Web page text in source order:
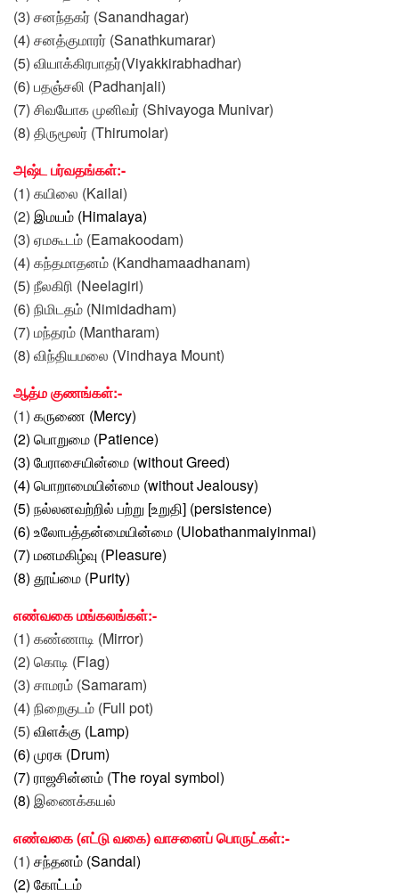
(3) சனந்தகர் (Sanandhagar)
(4) சனத்குமாரர் (Sanathkumarar)
(5) வியாக்கிரபாதர்(Viyakkirabhadhar)
(6) பதஞ்சலி (Padhanjali)
(7) சிவயோக முனிவர் (Shivayoga Munivar)
(8) திருமூலர் (Thirumolar)
அஷ்ட பர்வதங்கள்:-
(1) கயிலை (Kailai)
(2) இமயம் (Himalaya)
(3) ஏமகூடம் (Eamakoodam)
(4) கந்தமாதனம் (Kandhamaadhanam)
(5) நீலகிரி (Neelagiri)
(6) நிமிடதம் (Nimidadham)
(7) மந்தரம் (Mantharam)
(8) விந்தியமலை (Vindhaya Mount)
ஆத்ம குணங்கள்:-
(1) கருணை (Mercy)
(2) பொறுமை (Patience)
(3) பேராசையின்மை (without Greed)
(4) பொறாமையின்மை (without Jealousy)
(5) நல்லனவற்றில் பற்று [உறுதி] (persistence)
(6) உலோபத்தன்மையின்மை (Ulobathanmaiyinmai)
(7) மனமகிழ்வு (Pleasure)
(8) தூய்மை (Purity)
எண்வகை மங்கலங்கள்:-
(1) கண்ணாடி (Mirror)
(2) கொடி (Flag)
(3) சாமரம் (Samaram)
(4) நிறைகுடம் (Full pot)
(5) விளக்கு (Lamp)
(6) முரசு (Drum)
(7) ராஜசின்னம் (The royal symbol)
(8) இணைக்கயல்
எண்வகை (எட்டு வகை) வாசனைப் பொருட்கள்:-
(1) சந்தனம் (Sandal)
(2) கோட்டம்